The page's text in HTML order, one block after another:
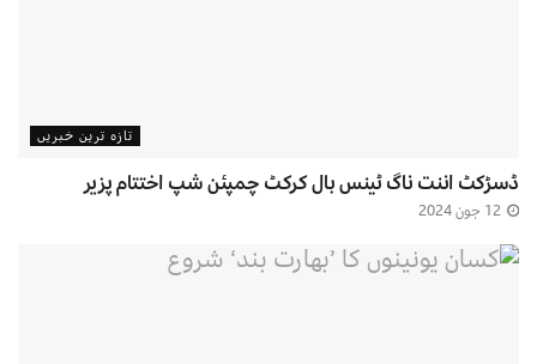
تازہ ترین خبریں
ڈسڑکٹ اننت ناگ ٹینس بال کرکٹ چمپئن شپ اختتام پزیر